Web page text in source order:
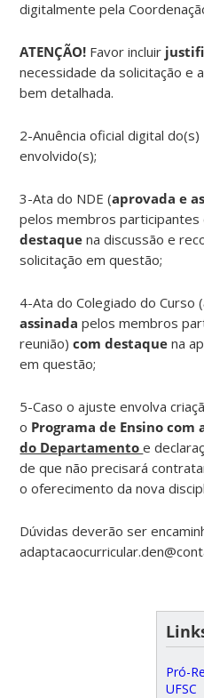
digitalmente pela
ATENÇÃO! Favor incluir
necessidade da solicitação e
bem detalhada.
2-Anuência oficial digital
envolvido(s);
3-Ata do NDE (aprovada e
pelos membros
destaque na discussão e
solicitação em questão;
4-Ata do Colegiado do Curso (
assinada pelos membros
reunião)com destaque na
em questão;
5-Caso o ajuste envolva
o Programa de Ensino com
do Departamentoe
de que não precisará
o oferecimento da nova
Dúvidas deverão ser
Pró-
UFSC